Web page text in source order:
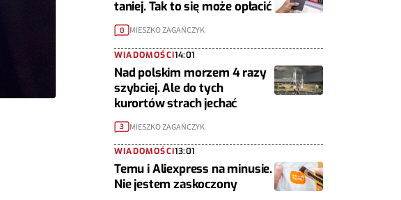
taniej. Tak to się może opłacić
0 MIESZKO ZAGAŃCZYK
WIADOMOŚCI14:01
Nad polskim morzem 4 razy
szybciej. Ale do tych
kurortów strach jechać
3 MIESZKO ZAGAŃCZYK
WIADOMOŚCI13:01
Temu i Aliexpress na minusie.
Nie jestem zaskoczony